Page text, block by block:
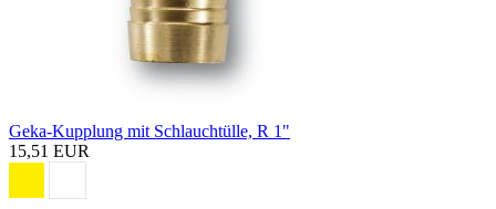
Geka-Kupplung mit Schlauchtülle, R 1"
15,51 EUR